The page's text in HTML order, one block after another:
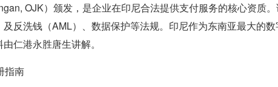
OJK）颁发，是企业在印尼合法提供支付服务的核心资质
反洗钱（AML）、数据保护等法规。印尼作为东南亚最大的
由仁港永胜唐生讲解。
指南